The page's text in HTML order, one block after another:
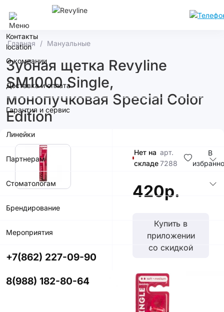
Контакты
О компании
Доставка и оплата
Гарантия и сервис
Линейки
Партнерам
Стоматологам
Брендирование
Мероприятия
+7(862) 227-09-90
8(988) 182-80-64
Главная Мануальные
Зубная щетка Revyline
SM1000 Single,
монопучковая Special Color
Edition
Нет на
складе
арт.
7288
В
420р.
Купить в
приложении
со скидкой
Цвет